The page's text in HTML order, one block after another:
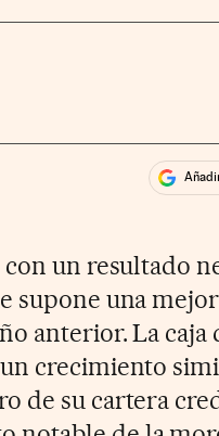
un resultado
supone una
anterior. La caja
crecimiento
de su cartera